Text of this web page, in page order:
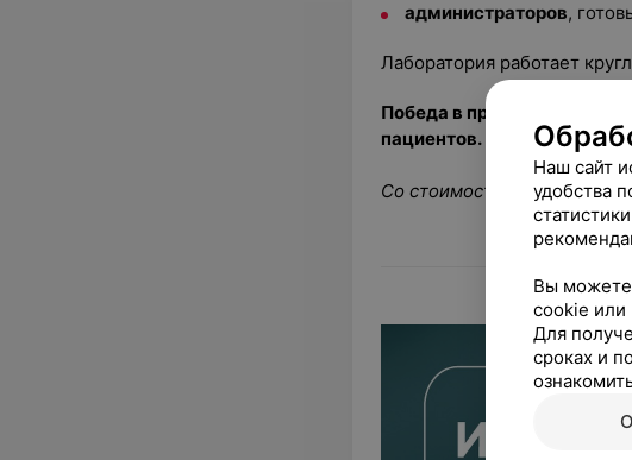
администраторов,
Лаборатория работает
Победа в премии
пациентов.
Со стоимостью услуг
Наш сайт
удобства
Вы можете
cookie или
Для
сроках и